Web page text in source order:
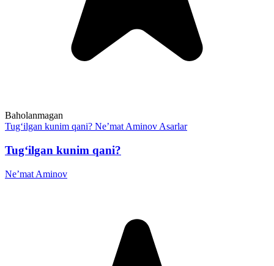
Baholanmagan
Tug‘ilgan kunim qani? Ne’mat AminovAsarlar
Tug‘ilgan kunim qani?
Ne’mat Aminov